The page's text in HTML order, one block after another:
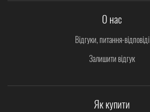
О нас
Відгуки, питання-відповіді
Залишити відгук
Як купити